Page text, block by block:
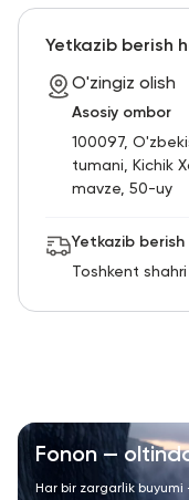
Yetkazib berish
O'zingiz olish
Asosiy ombor
100097,
tumani, Kichik
mavze, 50-uy
Yetkazib berish
Toshkent
Fonon —
Har bir zargarlik